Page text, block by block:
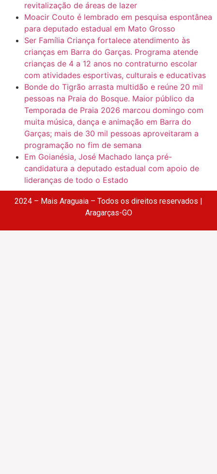
revitalização de áreas de lazer
Moacir Couto é lembrado em pesquisa espontânea
para deputado estadual em Mato Grosso
Ser Família Criança fortalece atendimento às
crianças em Barra do Garças. Programa atende
crianças de 4 a 12 anos no contraturno escolar
com atividades esportivas, culturais e educativas
Bonde do Tigrão arrasta multidão e reúne 20 mil
pessoas na Praia do Bosque. Maior público da
Temporada de Praia 2026 marcou domingo com
muita música, dança e animação em Barra do
Garças; mais de 30 mil pessoas aproveitaram a
programação no fim de semana
Em Goianésia, José Machado lança pré-
candidatura a deputado estadual com apoio de
lideranças de todo o Estado
2024 – Mais Araguaia – Todos os direitos reservados |
Aragarças-GO